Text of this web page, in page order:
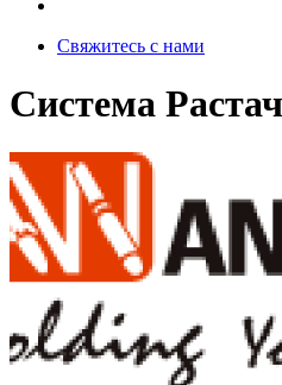
Свяжитесь с нами
Система